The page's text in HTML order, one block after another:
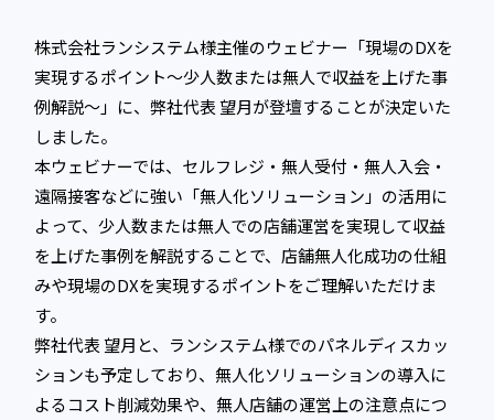
株式会社ランシステム様主催のウェビナー「現場のDXを
実現するポイント～少人数または無人で収益を上げた事
例解説～」に、弊社代表 望月が登壇することが決定いた
しました。
本ウェビナーでは、セルフレジ・無人受付・無人入会・
遠隔接客などに強い「無人化ソリューション」の活用に
よって、少人数または無人での店舗運営を実現して収益
を上げた事例を解説することで、店舗無人化成功の仕組
みや現場のDXを実現するポイントをご理解いただけま
す。
弊社代表 望月と、ランシステム様でのパネルディスカッ
ションも予定しており、無人化ソリューションの導入に
よるコスト削減効果や、無人店舗の運営上の注意点につ